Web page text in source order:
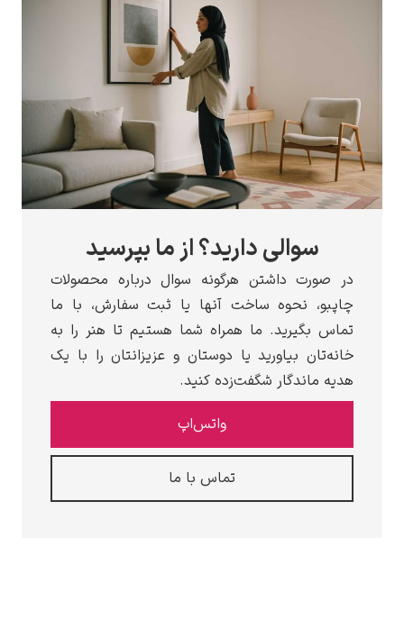
سوالی دارید؟ از ما بپرسید
در صورت داشتن هرگونه سوال درباره محصولات
چاپبو، نحوه ساخت آنها یا ثبت سفارش، با ما
تماس بگیرید. ما همراه شما هستیم تا هنر را به
خانه‌تان بیاورید یا دوستان و عزیزانتان را با یک
هدیه ماندگار شگفت‌زده کنید.
واتس‌اپ
تماس با ما